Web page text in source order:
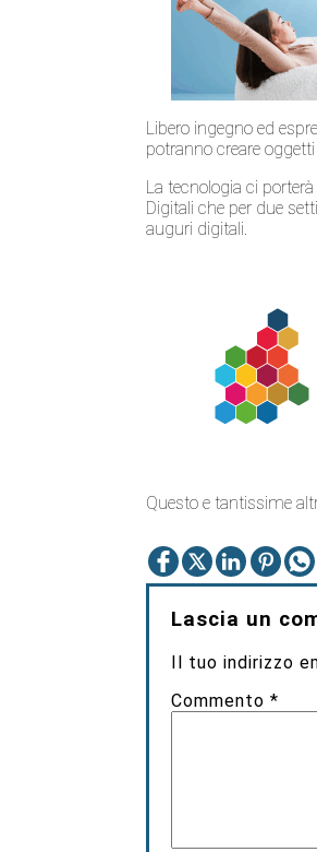
Libero ingegno ed
potranno creare
La tecnologia ci
Digitali che per due
auguri digitali.
Questo e tantissime
Lascia un
Il tuo indirizzo
Commento*